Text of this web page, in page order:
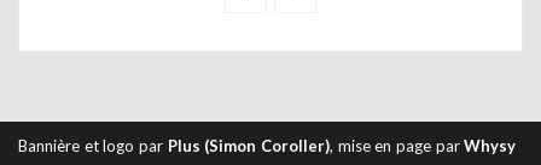
Bannière et logo par Plus (Simon Coroller), mise en page parWhysy